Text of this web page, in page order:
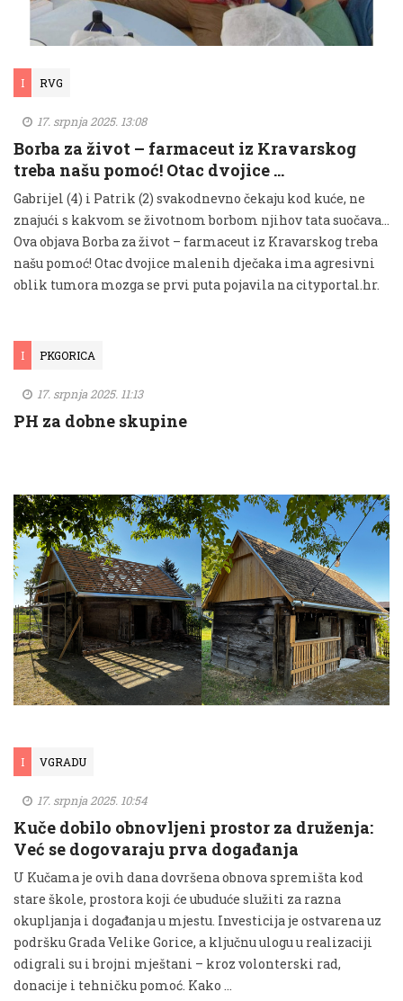
I RVG
17. srpnja 2025. 13:08
Borba za život – farmaceut iz Kravarskog
treba našu pomoć! Otac dvojice …
Gabrijel (4) i Patrik (2) svakodnevno čekaju kod kuće, ne
znajući s kakvom se životnom borbom njihov tata suočava...
Ova objava Borba za život – farmaceut iz Kravarskog treba
našu pomoć! Otac dvojice malenih dječaka ima agresivni
oblik tumora mozga se prvi puta pojavila na cityportal.hr.
I PKGORICA
17. srpnja 2025. 11:13
PH za dobne skupine
I VGRADU
17. srpnja 2025. 10:54
Kuče dobilo obnovljeni prostor za druženja:
Već se dogovaraju prva događanja
U Kučama je ovih dana dovršena obnova spremišta kod
stare škole, prostora koji će ubuduće služiti za razna
okupljanja i događanja u mjestu. Investicija je ostvarena uz
podršku Grada Velike Gorice, a ključnu ulogu u realizaciji
odigrali su i brojni mještani – kroz volonterski rad,
donacije i tehničku pomoć. Kako …